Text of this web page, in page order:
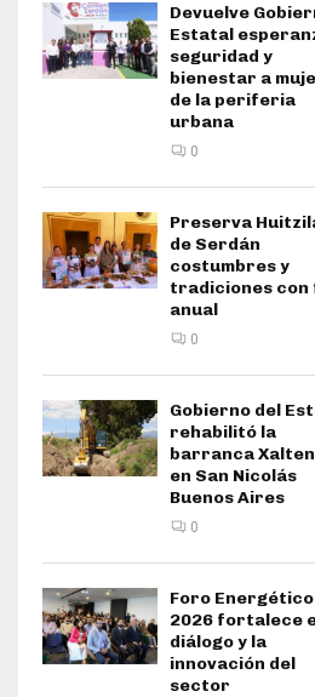
Devuelve
Estatal
seguridad y
bienestar a
de la periferia
urbana
0
Preserva
de Serdán
costumbres y
tradiciones
anual
0
Gobierno del
rehabilitó la
barranca
en San Nicolás
Buenos Aires
0
Foro Energético
2026 fortalece
diálogo y la
innovación del
sector